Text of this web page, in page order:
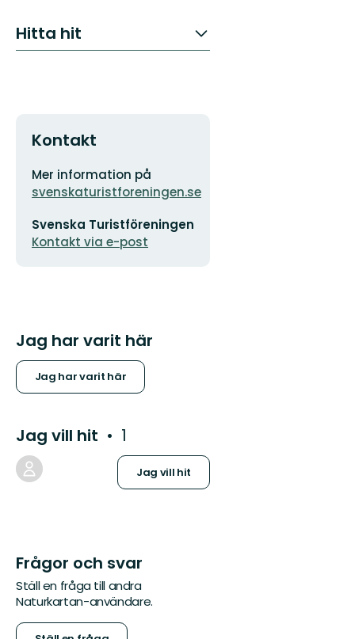
Hitta hit
Kontakt
Adress
Mer information på
svenskaturistforeningen.se
postadress
Svenska Turistföreningen
Kontakt via e-post
logotyp
Jag har varit här
Jag har varit här
Jag vill hit 1
Jag vill hit
Frågor och svar
Ställ en fråga till andra
Naturkartan-användare.